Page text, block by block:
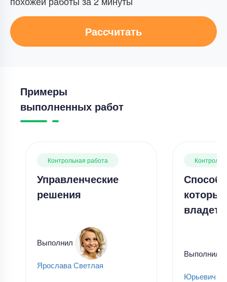
Рассчитать
Примеры
выполненных работ
Контрольная работа
Управленческие
решения
Выполнил
Ярослава Светлая
Выполнил
Юрьевич